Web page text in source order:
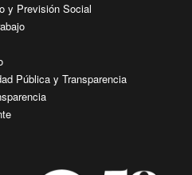
y Previsión Social
Pública y Transparencia